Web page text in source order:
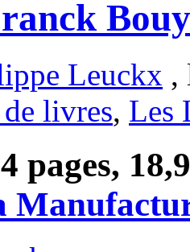
Leuckx ,
livres, Les
pages,